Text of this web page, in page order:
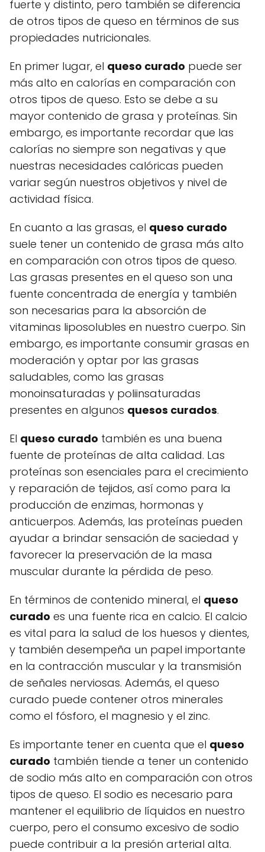
fuerte y distinto, pero también se diferencia
de otros tipos de queso en términos de sus
propiedades nutricionales.
En primer lugar, el queso curado puede ser
más alto en calorías en comparación con
otros tipos de queso. Esto se debe a su
mayor contenido de grasa y proteínas. Sin
embargo, es importante recordar que las
calorías no siempre son negativas y que
nuestras necesidades calóricas pueden
variar según nuestros objetivos y nivel de
actividad física.
En cuanto a las grasas, el queso curado
suele tener un contenido de grasa más alto
en comparación con otros tipos de queso.
Las grasas presentes en el queso son una
fuente concentrada de energía y también
son necesarias para la absorción de
vitaminas liposolubles en nuestro cuerpo. Sin
embargo, es importante consumir grasas en
moderación y optar por las grasas
saludables, como las grasas
monoinsaturadas y poliinsaturadas
presentes en algunos quesos curados.
El queso curado también es una buena
fuente de proteínas de alta calidad. Las
proteínas son esenciales para el crecimiento
y reparación de tejidos, así como para la
producción de enzimas, hormonas y
anticuerpos. Además, las proteínas pueden
ayudar a brindar sensación de saciedad y
favorecer la preservación de la masa
muscular durante la pérdida de peso.
En términos de contenido mineral, el queso
curado es una fuente rica en calcio. El calcio
es vital para la salud de los huesos y dientes,
y también desempeña un papel importante
en la contracción muscular y la transmisión
de señales nerviosas. Además, el queso
curado puede contener otros minerales
como el fósforo, el magnesio y el zinc.
Es importante tener en cuenta que el queso
curado también tiende a tener un contenido
de sodio más alto en comparación con otros
tipos de queso. El sodio es necesario para
mantener el equilibrio de líquidos en nuestro
cuerpo, pero el consumo excesivo de sodio
puede contribuir a la presión arterial alta.